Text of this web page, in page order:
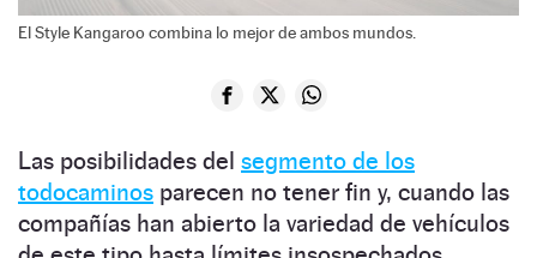
El Style Kangaroo combina lo mejor de ambos mundos.
Las posibilidades del segmento de los
todocaminos parecen no tener fin y, cuando las
compañías han abierto la variedad de vehículos